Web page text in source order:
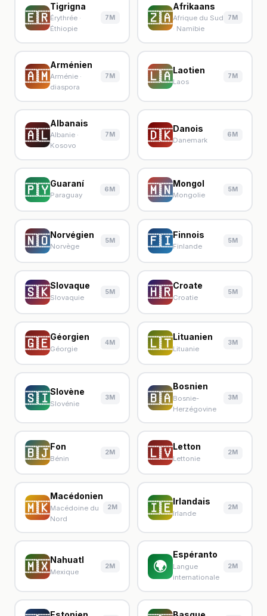
🇪🇷
Tigrigna
Érythrée ·
Éthiopie
7M 🇿🇦
Afrikaans
Afrique du Sud
· Namibie
7M
🇦🇲
Arménien
Arménie ·
diaspora
7M 🇱🇦Laotien
Laos
7M
🇦🇱
Albanais
Albanie ·
Kosovo
7M 🇩🇰Danois
Danemark
6M
🇵🇾Guaraní
Paraguay
6M 🇲🇳Mongol
Mongolie
5M
🇳🇴Norvégien
Norvège
5M 🇫🇮Finnois
Finlande
5M
🇸🇰Slovaque
Slovaquie
5M 🇭🇷Croate
Croatie
5M
🇬🇪Géorgien
Géorgie
4M 🇱🇹Lituanien
Lituanie
3M
🇸🇮Slovène
Slovénie
3M 🇧🇦
Bosnien
Bosnie-
Herzégovine
3M
🇧🇯Fon
Bénin
2M 🇱🇻Letton
Lettonie
2M
🇲🇰
Macédonien
Macédoine du
Nord
2M 🇮🇪Irlandais
Irlande
2M
🇲🇽Nahuatl
Mexique
2M 🌍
Espéranto
Langue
internationale
2M